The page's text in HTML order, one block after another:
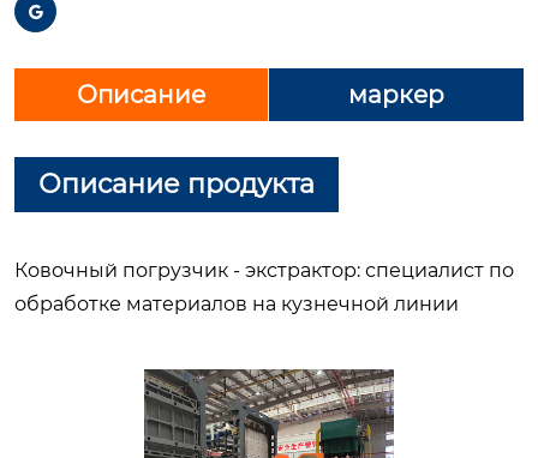

Описание маркер
Описание продукта
Ковочный погрузчик - экстрактор: специалист по
обработке материалов на кузнечной линии